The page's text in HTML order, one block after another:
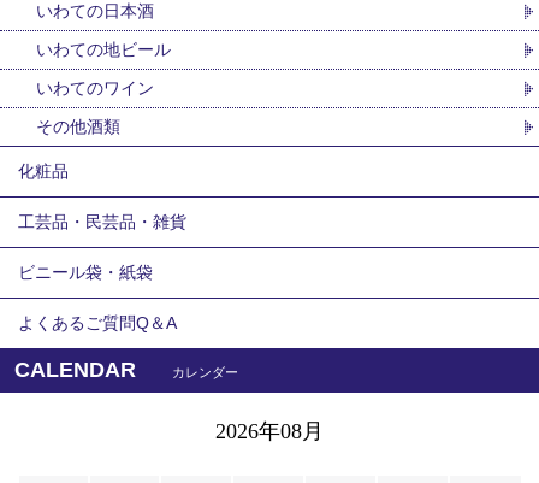
いわての日本酒
いわての地ビール
いわてのワイン
その他酒類
化粧品
工芸品・民芸品・雑貨
ビニール袋・紙袋
よくあるご質問Q＆A
CALENDAR カレンダー
2026年08月